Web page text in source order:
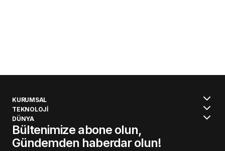
KURUMSAL
TEKNOLOJİ
DÜNYA
Bültenimize abone olun,
Gündemden haberdar olun!